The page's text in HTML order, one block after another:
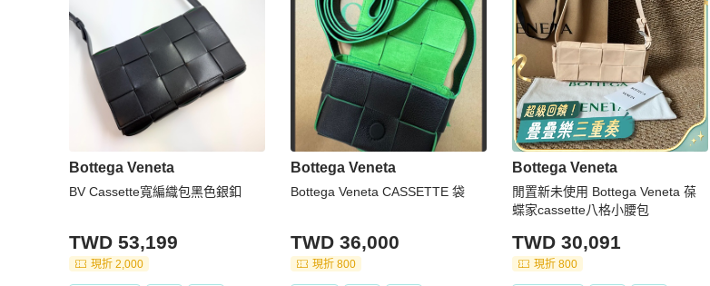
Bottega Veneta
BV Cassette寬編織包黑色銀釦
TWD 53,199
現折 2,000
Bottega Veneta
Bottega Veneta CASSETTE 袋
TWD 36,000
現折 800
Bottega Veneta
閒置新未使用 Bottega Veneta 葆
蝶家cassette八格小腰包
TWD 30,091
現折 800